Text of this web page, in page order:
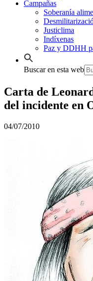
Campañas
Soberanía
Justiclima
Indíxenas
Paz y DDHH
Buscar en esta web
Carta de
del incidente en
04/07/2010